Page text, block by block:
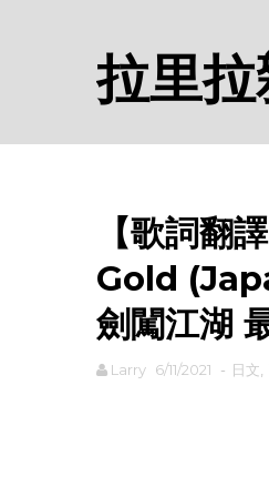
拉里拉
【歌詞
Gold
劍闖江湖
Larry 6/11/2021 - 日文